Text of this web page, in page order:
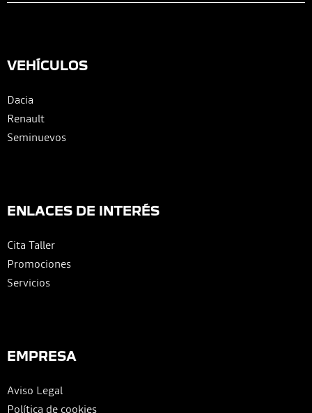
VEHÍCULOS
Dacia
Renault
Seminuevos
ENLACES DE INTERÉS
Cita Taller
Promociones
Servicios
EMPRESA
Aviso Legal
Política de cookies